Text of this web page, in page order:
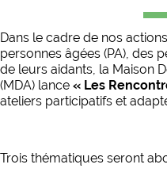
Dans le cadre de nos
personnes âgées (PA), des
de leurs aidants, la Maison
(MDA) lance « Les
ateliers participatifs et
Trois thématiques seront